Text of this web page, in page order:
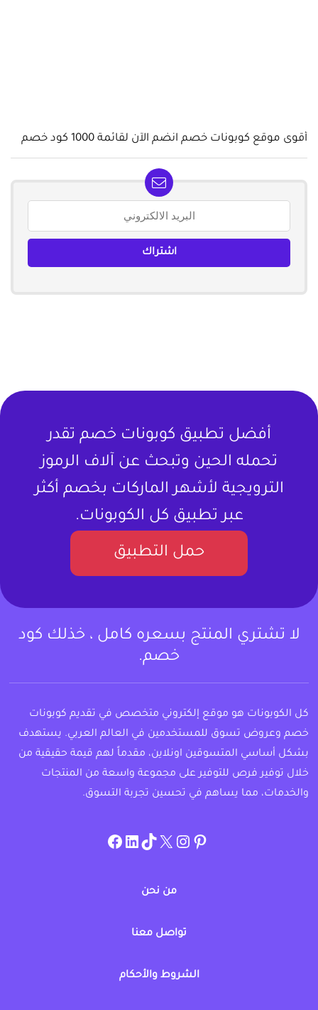
أقوى موقع كوبونات خصم انضم الآن لقائمة 1000 كود خصم
أفضل تطبيق كوبونات خصم تقدر
تحمله الحين وتبحث عن آلاف الرموز
الترويجية لأشهر الماركات بخصم أكثر
عبر تطبيق كل الكوبونات.
حمل التطبيق
لا تشتري المنتج بسعره كامل ، خذلك كود
خصم.
كل الكوبونات هو موقع إلكتروني متخصص في تقديم كوبونات
خصم وعروض تسوق للمستخدمين في العالم العربي. يستهدف
بشكل أساسي المتسوقين اونلاين، مقدماً لهم قيمة حقيقية من
خلال توفير فرص للتوفير على مجموعة واسعة من المنتجات
والخدمات، مما يساهم في تحسين تجربة التسوق.
pinterest
allcouponat
twitter
TikTok
linkedin
facebook
من نحن
تواصل معنا
الشروط والأحكام